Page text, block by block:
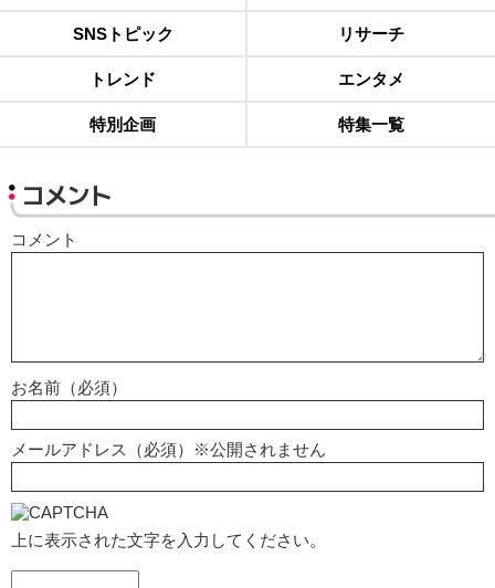
SNSトピック リサーチ
トレンド エンタメ
特別企画 特集一覧
コメント
コメント
お名前（必須）
メールアドレス（必須）※公開されません
上に表示された文字を入力してください。